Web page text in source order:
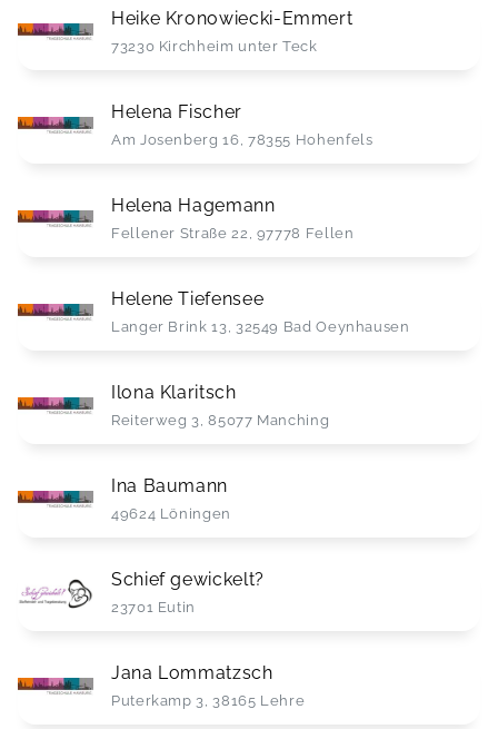
Heike Kronowiecki-Emmert
73230 Kirchheim unter Teck
Helena Fischer
Am Josenberg 16, 78355 Hohenfels
Helena Hagemann
Fellener Straße 22, 97778 Fellen
Helene Tiefensee
Langer Brink 13, 32549 Bad Oeynhausen
Ilona Klaritsch
Reiterweg 3, 85077 Manching
Ina Baumann
49624 Löningen
Schief gewickelt?
23701 Eutin
Jana Lommatzsch
Puterkamp 3, 38165 Lehre